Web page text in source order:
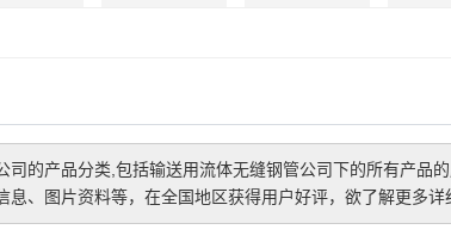
司的产品分类,包括输送用流体无缝钢管公司下的所有产品
息、图片资料等，在全国地区获得用户好评，欲了解更多详